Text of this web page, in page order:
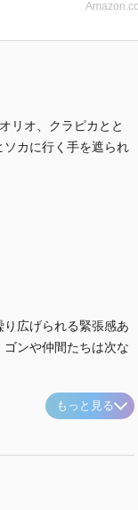
リオ、クラピカとと
カに行く手を遮られ
広げられる緊張感あ
ンや仲間たちは次な
もっと見る